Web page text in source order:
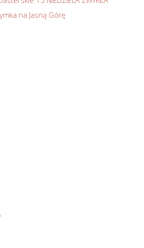
na Jasną Górę